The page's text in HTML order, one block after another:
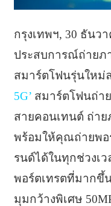
กรุงเทพฯ, 30 ธันว
ประสบการณ์ถ่ายภ
สมาร์ตโฟนรุ่นใหม่
5G’สมาร์ตโฟนถ่า
สายคอนเทนต์ ถ่าย
พร้อมให้คุณถ่ายพอ
รนด์ได้ในทุกช่วงเ
พอร์ตเทรตที่มากขึ้
มุมกว้างพิเศษ